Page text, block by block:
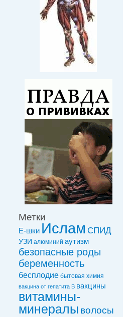
Метки
Е-шки Ислам СПИД
УЗИ алюминий аутизм
безопасные роды
беременность
бесплодие бытовая химия
вакцинa от гепатита В вакцины
витамины-
минералы волосы